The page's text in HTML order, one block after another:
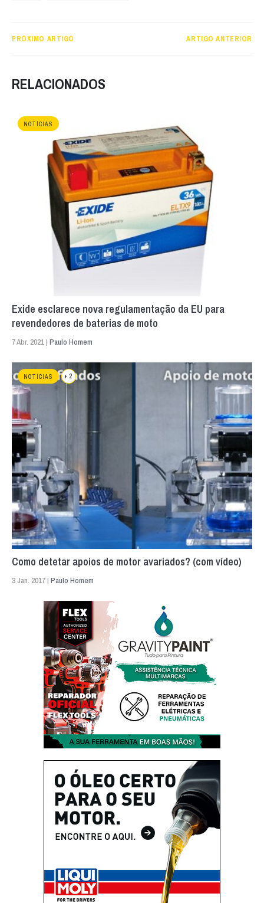
PRÓXIMO ARTIGO ARTIGO ANTERIOR
RELACIONADOS
NOTÍCIAS
Exide esclarece nova regulamentação da EU para
revendedores de baterias de moto
7 Abr. 2021 | Paulo Homem
NOTÍCIAS + 2
Como detetar apoios de motor avariados? (com vídeo)
3 Jan. 2017 | Paulo Homem